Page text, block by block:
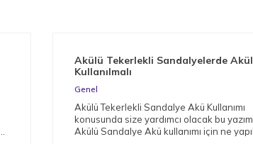
Akülü Tekerlekli Sandalyelerde
Kullanılmalı
Genel
Akülü Tekerlekli Sandalye Akü Kullanımı
konusunda size yardımcı olacak bu
Akülü Sandalye Akü kullanımı için ne